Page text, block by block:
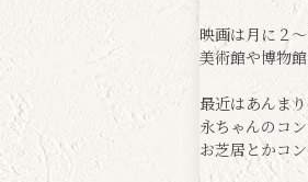
映画は月に２
美術館や博物館
最近はあんま
永ちゃんのコ
お芝居とかコ